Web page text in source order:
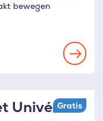
bewegen
Univé Gratis